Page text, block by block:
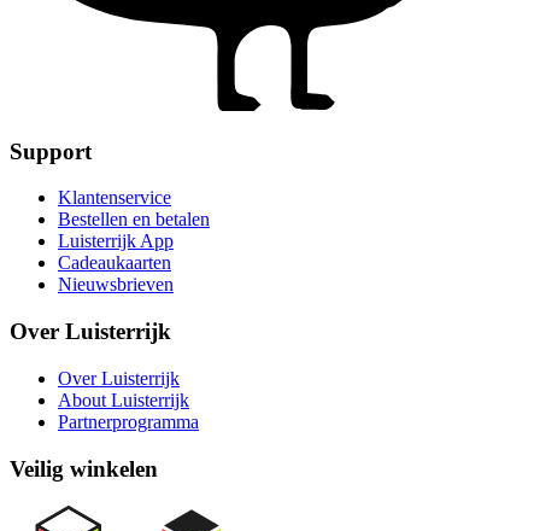
Support
Klantenservice
Bestellen en betalen
Luisterrijk App
Cadeaukaarten
Nieuwsbrieven
Over Luisterrijk
Over Luisterrijk
About Luisterrijk
Partnerprogramma
Veilig winkelen